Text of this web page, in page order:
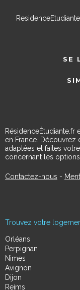
SE
en France. Découvrez
adaptées et faites
concernant les
Contactez-nous -
Trouvez votre
Orléans
Perpignan
Nimes
Avignon
Dijon
Reims